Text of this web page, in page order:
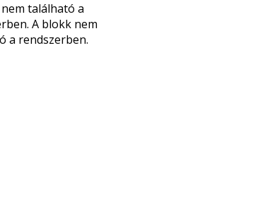
található a
A blokk nem
a rendszerben.